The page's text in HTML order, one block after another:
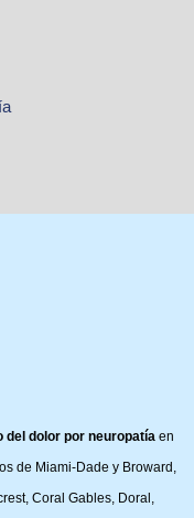
dolor por neuropatía en
de Miami-Dade y Broward,
Coral Gables, Doral,